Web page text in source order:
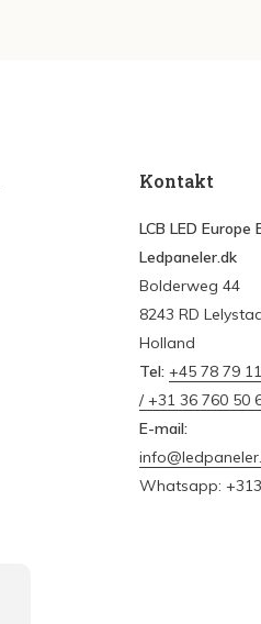
Kontakt
LCB LED Europe
Ledpaneler.dk
Bolderweg 44
8243 RD
Holland
Tel: +45 78 79
/ +31 36 760 50
E-mail:
Whatsapp: